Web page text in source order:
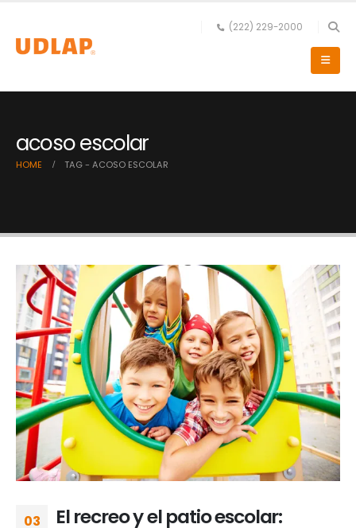
(222) 229-2000
acoso escolar
HOME TAG - ACOSO ESCOLAR
03
El recreo y el patio escolar: